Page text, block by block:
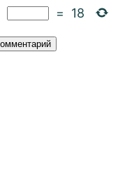
= 18